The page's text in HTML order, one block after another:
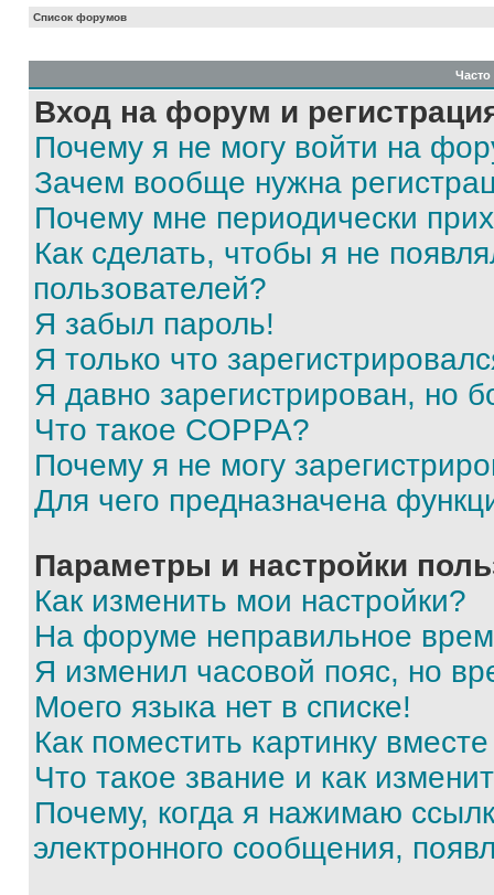
Список форумов
Вход на форум и
Почему я не могу войти на
Зачем вообще нужна
Почему мне периодически
Как сделать, чтобы я не
пользователей?
Я забыл пароль!
Я только что
Я давно зарегистрирован, но
Что такое COPPA?
Почему я не могу
Для чего предназначена
Параметры и настройки
Как изменить мои настройки?
На форуме неправильное
Я изменил часовой пояс, но
Моего языка нет в списке!
Как поместить картинку
Что такое звание и как
Почему, когда я нажимаю
электронного сообщения,